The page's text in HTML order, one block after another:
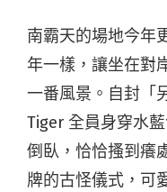
南霸天的場地今年
年一樣，讓坐在對
一番風景。自封「
Tiger 全員身穿水
倒臥，恰恰搔到癢
牌的古怪儀式，可